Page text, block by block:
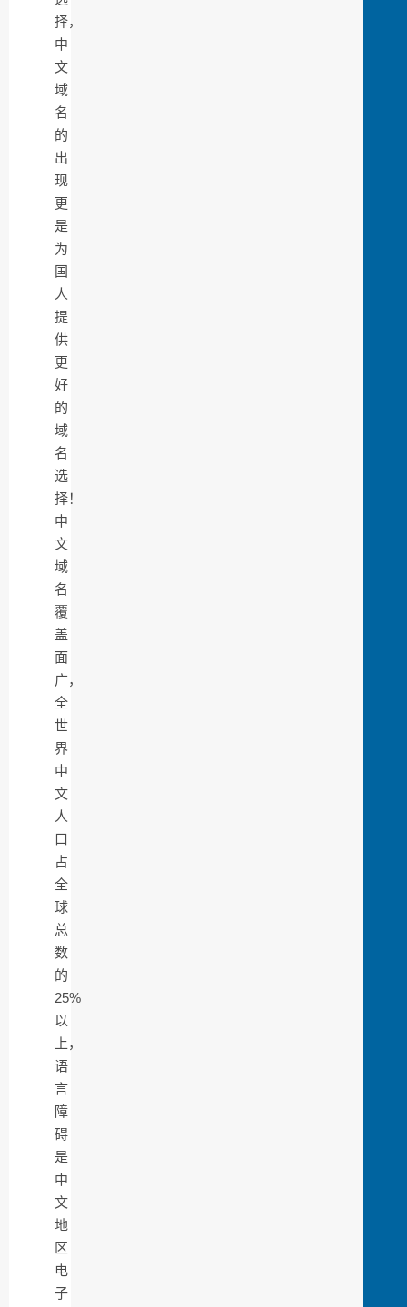
择，
中
文
域
名
的
出
现
更
是
为
国
人
提
供
更
好
的
域
名
选
择！
中
文
域
名
覆
盖
面
广，
全
世
界
中
文
人
口
占
全
球
总
数
的
25%
以
上，
语
言
障
碍
是
中
文
地
区
电
子